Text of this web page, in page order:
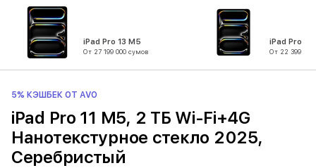
iPad Pro 13 M5
От 27 199 000 сумов
iPad Pro 11
От 22 399 000
5% КЭШБЕК ОТ AVO
iPad Pro 11 M5, 2 ТБ Wi-Fi+4G
Нанотекстурное стекло 2025,
Серебристый